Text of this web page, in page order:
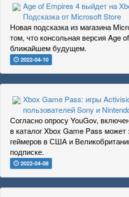
Age of Empires 4 выйдет на
Подсказка от Microsoft Store
Новая подсказка из магазина
том, что консольная версия Age
ближайшем будущем.
2022-04-10
Xbox Game Pass: игры
пользователей Sony и
Согласно опросу YouGov,
в каталог Xbox Game Pass может
геймеров в США и
подписке.
2022-04-08